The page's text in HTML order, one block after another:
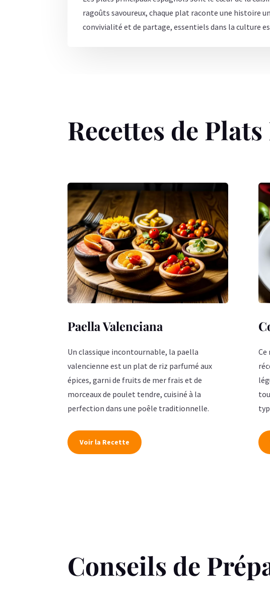
ragoûts savoureux, chaque plat raconte une histoire
convivialité et de partage, essentiels dans la culture
Recettes de
Paella Valenciana
Un classique incontournable, la paella
valencienne est un plat de riz parfumé aux
épices, garni de fruits de mer frais et de
morceaux de poulet tendre, cuisiné à la
perfection dans une poêle traditionnelle.
Voir la Recette
Ce
Conseils de